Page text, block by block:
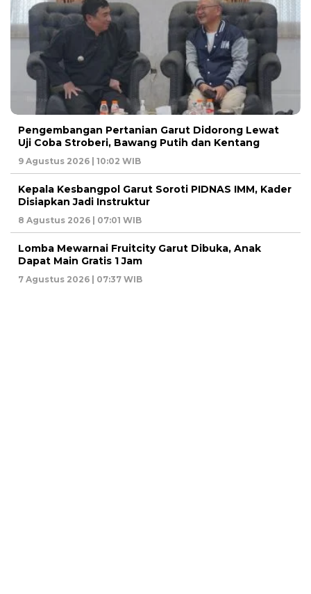
Pengembangan Pertanian Garut Didorong Lewat
Uji Coba Stroberi, Bawang Putih dan Kentang
9 Agustus 2026 | 10:02 WIB
Kepala Kesbangpol Garut Soroti PIDNAS IMM, Kader
Disiapkan Jadi Instruktur
8 Agustus 2026 | 07:01 WIB
Lomba Mewarnai Fruitcity Garut Dibuka, Anak
Dapat Main Gratis 1 Jam
7 Agustus 2026 | 07:37 WIB